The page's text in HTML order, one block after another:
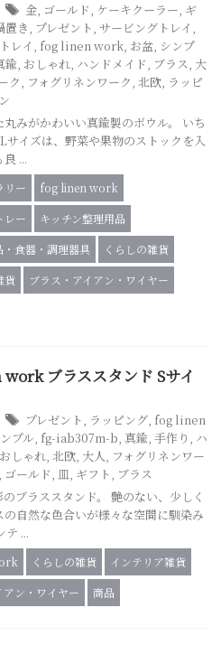
金, ゴールド, ケーキクーラー, ギ
置き, プレゼント, サービングトレイ ,
トレイ , fog linen work, お盆, シンプ
鍮, おしゃれ, ハンドメイド, ブラス, 大
ク, フォグリネンワーク, 北欧, ラッピ
丸みがかわいい真鍮製のボウル。 いち
サイズは、野菜や果物のストックを入
...
リー
fog linen work
レー
キッチン整理用品
・食器・調理器具
くらしの雑貨
貨
ブラス・アイアン・ワイヤー
ブラススタンド Sサイ
プレゼント, ラッピング, fog linen
プル, fg-iab307m-b, 真鍮, 手作り , ハ
おしゃれ, 北欧, 大人, フォグリネンワー
, ゴールド, 皿, ギフト, ブラス
のブラススタンド。 艶のない、少しく
の自然な色合いが様々な空間に馴染み
テ ...
くらしの雑貨
インテリア雑貨
アン・ワイヤー
商品